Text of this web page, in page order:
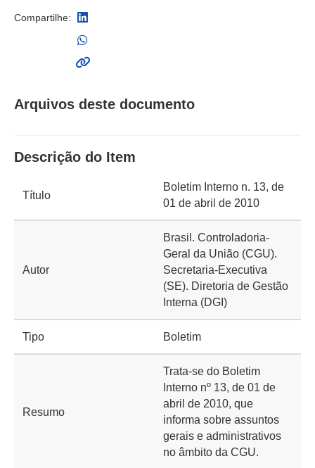
Compartilhe:
Arquivos deste documento
Descrição do Item
Título
Boletim Interno n. 13, de
01 de abril de 2010
Autor
Brasil. Controladoria-
Geral da União (CGU).
Secretaria-Executiva
(SE). Diretoria de Gestão
Interna (DGI)
Tipo Boletim
Resumo
Trata-se do Boletim
Interno nº 13, de 01 de
abril de 2010, que
informa sobre assuntos
gerais e administrativos
no âmbito da CGU.